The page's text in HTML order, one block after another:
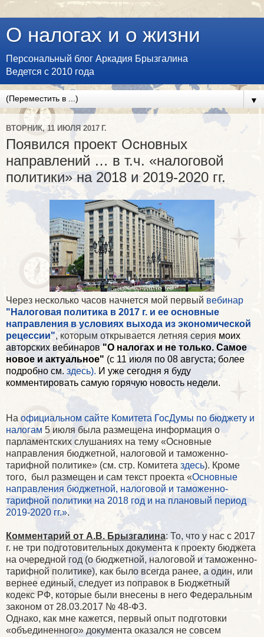
О налогах и о жизни
Персональный блог Аркадия Брызгалина
Ведется с 2010 года
▼
ВТОРНИК, 11 ИЮЛЯ 2017 Г.
Появился проект Основных
направлений … в т.ч. «налоговой
политики» на 2018 и 2019-2020 гг.
Через несколько часов начнется мой первый вебинар
"Налоговая политика в 2017 г. и ее основные
направления в условиях выхода из экономической
рецессии", которым открывается летняя серия моих
авторских вебинаров"О налогах и не только. Самое
новое и актуальное" (с 11 июля по 08 августа; более
подробно см.здесь). И уже сегодня я буду
комментировать самую горячую новость недели.
На официальном сайте Комитета ГосДумы по бюджету и
налогам 5 июля была размещена информация о
парламентских слушаниях на тему «Основные
направления бюджетной, налоговой и таможенно-
тарифной политике» (см. стр. Комитета здесь). Кроме
того, был размещен и сам текст проекта «Основные
направления бюджетной, налоговой и таможенно-
тарифной политики на 2018 год и на плановый период
2019-2020 гг.».
Комментарий от А.В. Брызгалина: То, что у нас с 2017
г. не три подготовительных документа к проекту бюджета
на очередной год (о бюджетной, налоговой и таможенно-
тарифной политике), как было всегда ранее, а один, или
вернее единый, следует из поправок в Бюджетный
кодекс РФ, которые были внесены в него Федеральным
законом от 28.03.2017 № 48-ФЗ.
Однако, как мне кажется, первый опыт подготовки
«объединенного» документа оказался не совсем